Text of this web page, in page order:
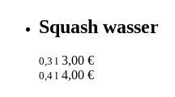
Squash wasser
0,3 l 3,00 €
0,4 l 4,00 €